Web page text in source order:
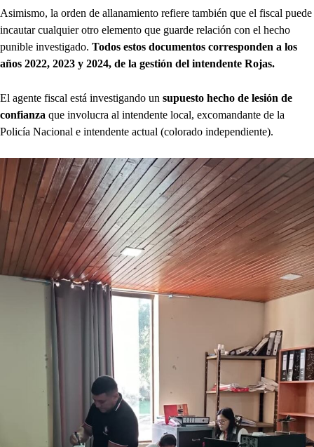
Asimismo, la orden de allanamiento refiere también que el fiscal puede
incautar cualquier otro elemento que guarde relación con el hecho
punible investigado. Todos estos documentos corresponden a los
años 2022, 2023 y 2024, de la gestión del intendente Rojas.
El agente fiscal está investigando un supuesto hecho de lesión de
confianza que involucra al intendente local, excomandante de la
Policía Nacional e intendente actual (colorado independiente).